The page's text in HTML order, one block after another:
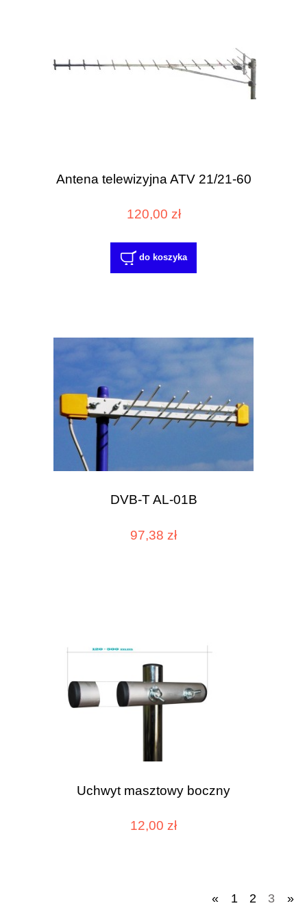
Antena telewizyjna ATV 21/21-60
120,00 zł
do koszyka
DVB-T AL-01B
97,38 zł
Uchwyt masztowy boczny
12,00 zł
« 1 2 3 »